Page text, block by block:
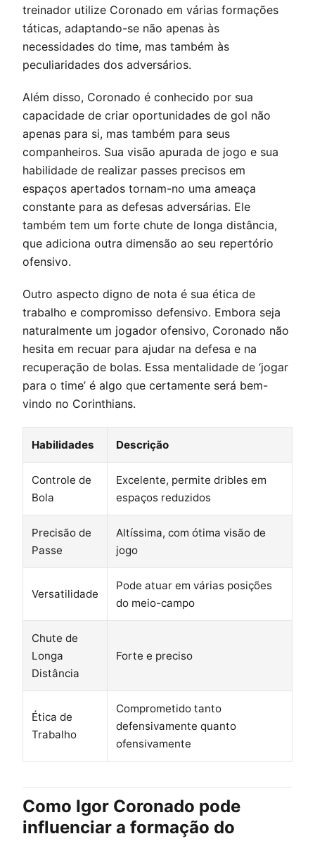
treinador utilize Coronado em várias formações
táticas, adaptando-se não apenas às
necessidades do time, mas também às
peculiaridades dos adversários.
Além disso, Coronado é conhecido por sua
capacidade de criar oportunidades de gol não
apenas para si, mas também para seus
companheiros. Sua visão apurada de jogo e sua
habilidade de realizar passes precisos em
espaços apertados tornam-no uma ameaça
constante para as defesas adversárias. Ele
também tem um forte chute de longa distância,
que adiciona outra dimensão ao seu repertório
ofensivo.
Outro aspecto digno de nota é sua ética de
trabalho e compromisso defensivo. Embora seja
naturalmente um jogador ofensivo, Coronado não
hesita em recuar para ajudar na defesa e na
recuperação de bolas. Essa mentalidade de ‘jogar
para o time’ é algo que certamente será bem-
vindo no Corinthians.
Habilidades Descrição
Controle de
Bola
Excelente, permite dribles em
espaços reduzidos
Precisão de
Passe
Altíssima, com ótima visão de
jogo
Versatilidade
Pode atuar em várias posições
do meio-campo
Chute de
Longa
Distância
Forte e preciso
Ética de
Trabalho
Comprometido tanto
defensivamente quanto
ofensivamente
Como Igor Coronado pode
influenciar a formação do